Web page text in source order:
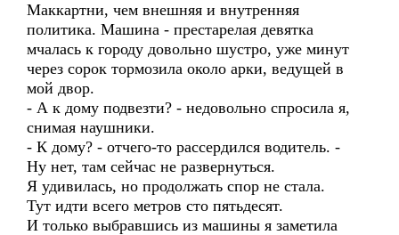
Маккартни, чем внешняя и внутренняя
политика. Машина - престарелая девятка
мчалась к городу довольно шустро, уже минут
через сорок тормозила около арки, ведущей в
мой двор.
- А к дому подвезти? - недовольно спросила я,
снимая наушники.
- К дому? - отчего-то рассердился водитель. -
Ну нет, там сейчас не развернуться.
Я удивилась, но продолжать спор не стала.
Тут идти всего метров сто пятьдесят.
И только выбравшись из машины я заметила